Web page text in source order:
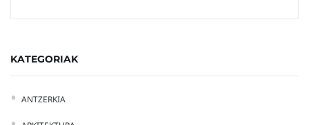
KATEGORIAK
ANTZERKIA